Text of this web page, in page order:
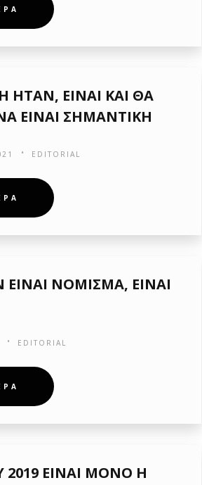
ΕΙΝΑΙ ΚΑΙ ΘΑ
ΕΙΝΑΙ ΣΗΜΑΝΤΙΚΗ
EDITORIAL
ΝΟΜΙΣΜΑ, ΕΙΝΑΙ
EDITORIAL
2019 ΕΙΝΑΙ ΜΟΝΟ Η